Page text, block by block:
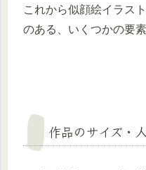
これから似顔絵イラス
のある、いくつかの要
作品のサイズ・